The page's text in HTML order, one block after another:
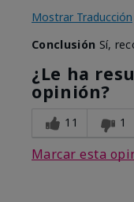
Mostrar Traducción
Conclusión Sí,
¿Le ha
opinión?
11 1
Marcar esta